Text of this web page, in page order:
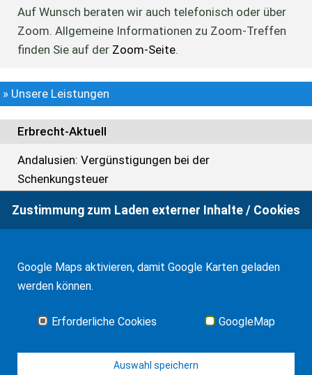
Auf Wunsch beraten wir auch telefonisch oder über
Zoom. Allgemeine Informationen zu Zoom-Treffen
finden Sie auf der Zoom-Seite.
» Unsere Leistungen
Erbrecht-Aktuell
Andalusien: Vergünstigungen bei der
Schenkungsteuer
Anerkennung eines Erbscheins in Spanien
Erbschafts- und Schenkungsteuer
Vermietung von Immobilien
Alle News
Zustimmung zum Laden externer Inhalte / Cookies
Google Maps aktivieren, damit Google Karten geladen
werden können.
Erforderliche Cookies GoogleMap
Auswahl speichern